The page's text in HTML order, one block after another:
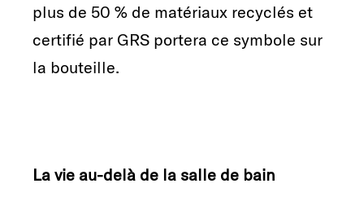
plus de 50 % de matériaux recyclés et
certifié par GRS portera ce symbole sur
la bouteille.
La vie au-delà de la salle de bain